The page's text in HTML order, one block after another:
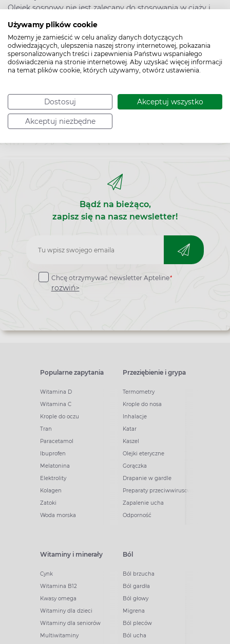
Używamy plików cookie
Możemy je zamieścić w celu analizy danych dotyczących
odwiedzających, ulepszenia naszej strony internetowej, pokazania
spersonalizowanych treści i zapewnienia Państwu wspaniałego
doświadczenia na stronie internetowej. Aby uzyskać więcej informacji
na temat plików cookie, których używamy, otwórz ustawienia.
Dostosuj Akceptuj wszystko
Akceptuj niezbędne
Olejek sosnowy nie jest zalecany do stosowania w ciąży i
karmieniu piersią bez konsultacji z lekarzem, ponieważ brak
jest jednoznacznych dowodów na bezpieczeństwo
stosowania olejku w tych okresach.
Olejek sosnowy – w jakiej postaci występuje
Olejek sosnowy dostępny jestw postaci olejku eterycznego
Bądź na bieżąco,
zapisz się na nasz newsletter!
Zapisz
do
newslettera
Chcę otrzymywać newsletter Apteline*
rozwiń>
Popularne zapytania
Witamina D
Witamina C
Krople do oczu
Tran
Paracetamol
Ibuprofen
Melatonina
Elektrolity
Kolagen
Zatoki
Woda morska
Przeziębienie i grypa
Termometry
Krople do nosa
Inhalacje
Katar
Kaszel
Olejki eteryczne
Gorączka
Drapanie w gardle
Preparaty przeciwwirusowe
Zapalenie ucha
Odporność
Witaminy i minerały
Cynk
Witamina B12
Kwasy omega
Witaminy dla dzieci
Witaminy dla seniorów
Multiwitaminy
Ból
Ból brzucha
Ból gardła
Ból głowy
Migrena
Ból pleców
Ból ucha